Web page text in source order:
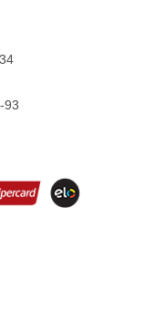
93